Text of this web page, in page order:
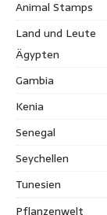
Animal Stamps
Land und Leute
Ägypten
Gambia
Kenia
Senegal
Seychellen
Tunesien
Pflanzenwelt